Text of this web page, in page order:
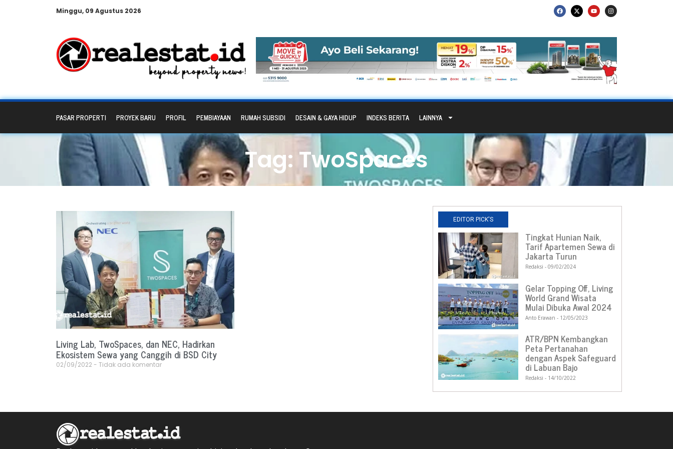
Minggu, 09 Agustus 2026
PASAR PROPERTI PROYEK BARU PROFIL PEMBIAYAAN RUMAH SUBSIDI DESAIN & GAYA HIDUP INDEKS BERITA LAINNYA
Tag: TwoSpaces
Living Lab, TwoSpaces, dan NEC, Hadirkan
Ekosistem Sewa yang Canggih di BSD City
02/09/2022 Tidak ada komentar
EDITOR PICK'S
Tingkat Hunian Naik,
Tarif Apartemen Sewa di
Jakarta Turun
Redaksi 09/02/2024
Gelar Topping Off, Living
World Grand Wisata
Mulai Dibuka Awal 2024
Anto Erawan 12/05/2023
ATR/BPN Kembangkan
Peta Pertanahan
dengan Aspek Safeguard
di Labuan Bajo
Redaksi 14/10/2022